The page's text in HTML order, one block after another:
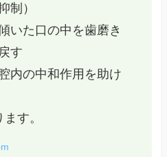
制）
いた口の中を歯磨き
す
内の中和作用を助け
す。